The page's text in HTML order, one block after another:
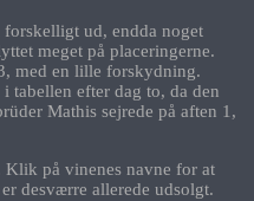
forskelligt ud, endda noget
meget på placeringerne.
med en lille forskydning.
tabellen efter dag to, da den
Mathis sejrede på aften 1,
Klik på vinenes navne for at
desværre allerede udsolgt.